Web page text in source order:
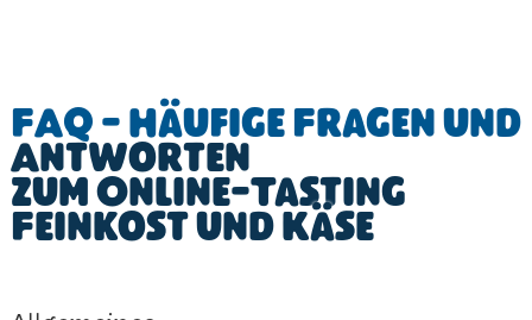
FAQ - Häufige Fragen und
Antworten
zum Online-Tasting
Feinkost und Käse